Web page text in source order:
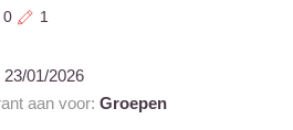
0 1
23/01/2026
aan voor: Groepen